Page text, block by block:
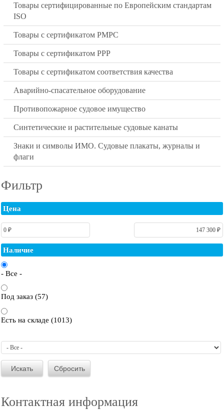
Товары сертифицированные по Европейским стандартам
ISO
Товары с сертификатом РМРС
Товары с сертификатом РРР
Товары с сертификатом соответствия качества
Аварийно-спасательное оборудование
Противопожарное судовое имущество
Синтетические и растительные судовые канаты
Знаки и символы ИМО. Судовые плакаты, журналы и
флаги
Фильтр
Цена
Наличие
- Все -
Под заказ (57)
Есть на складе (1013)
Контактная информация